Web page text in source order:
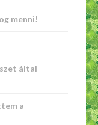
menni!
által
a